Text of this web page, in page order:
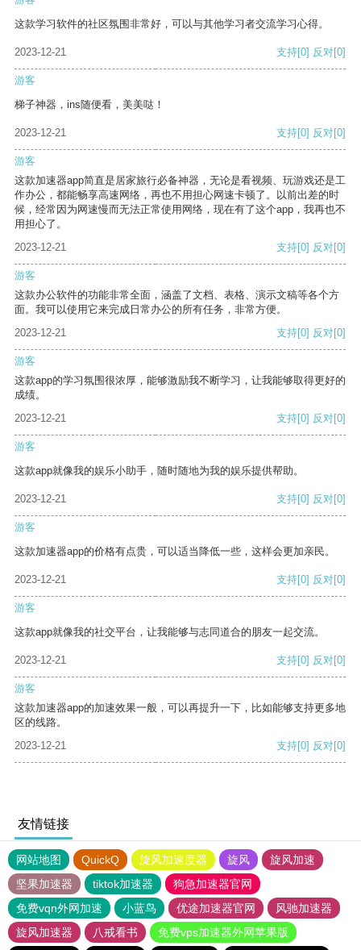
这款学习软件的社区氛围非常好，可以与其他学习者交流学习心得。
2023-12-21 支持[0] 反对[0]
游客
梯子神器，ins随便看，美美哒！
2023-12-21 支持[0] 反对[0]
游客
这款加速器app简直是居家旅行必备神器，无论是看视频、玩游戏还是工
作办公，都能畅享高速网络，再也不用担心网速卡顿了。以前出差的时
候，经常因为网速慢而无法正常使用网络，现在有了这个app，我再也不
用担心了。
2023-12-21
支持[0] 反对[0]
游客
这款办公软件的功能非常全面，涵盖了文档、表格、演示文稿等各个方
面。我可以使用它来完成日常办公的所有任务，非常方便。
2023-12-21
支持[0] 反对[0]
游客
这款app的学习氛围很浓厚，能够激励我不断学习，让我能够取得更好的
成绩。
2023-12-21
支持[0] 反对[0]
游客
这款app就像我的娱乐小助手，随时随地为我的娱乐提供帮助。
2023-12-21 支持[0] 反对[0]
游客
这款加速器app的价格有点贵，可以适当降低一些，这样会更加亲民。
2023-12-21 支持[0] 反对[0]
游客
这款app就像我的社交平台，让我能够与志同道合的朋友一起交流。
2023-12-21 支持[0] 反对[0]
游客
这款加速器app的加速效果一般，可以再提升一下，比如能够支持更多地
区的线路。
2023-12-21
支持[0] 反对[0]
友情链接
网站地图 QuickQ 旋风加速度器 旋风
旋风加速
坚果加速器
tiktok加速器
狗急加速器官网
免费vqn外网加速
小蓝鸟 优途加速器官网
风驰加速器
旋风加速器
八戒看书 免费vps加速器外网苹果版